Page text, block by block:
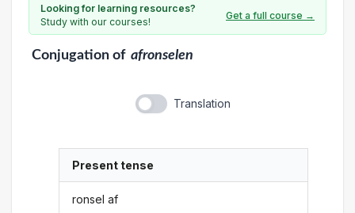
Looking for learning resources?
Study with our courses!
Get a full course →
Conjugationof afronselen
Translation
Present tense
ronsel af